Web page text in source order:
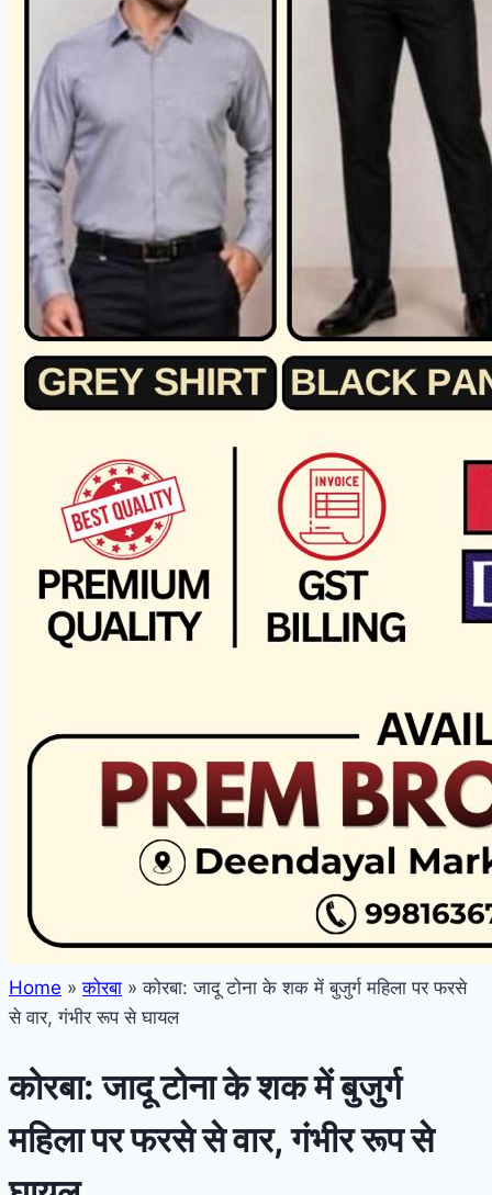
Home » कोरबा » कोरबा: जादू टोना के शक में बुजुर्ग महिला पर फरसे
से वार, गंभीर रूप से घायल
कोरबा: जादू टोना के शक में बुजुर्ग
महिला पर फरसे से वार, गंभीर रूप से